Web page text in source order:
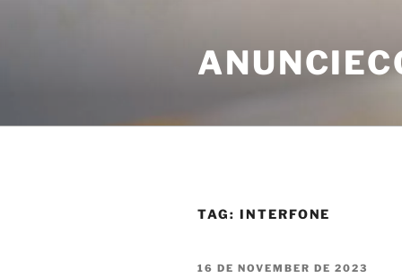
TAG: INTERFONE
16 DE NOVEMBER DE 2023